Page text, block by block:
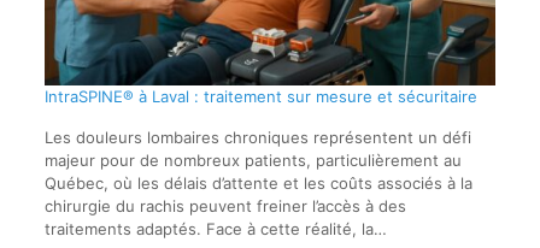
IntraSPINE® à Laval : traitement sur mesure et sécuritaire
Les douleurs lombaires chroniques représentent un défi
majeur pour de nombreux patients, particulièrement au
Québec, où les délais d’attente et les coûts associés à la
chirurgie du rachis peuvent freiner l’accès à des
traitements adaptés. Face à cette réalité, la…